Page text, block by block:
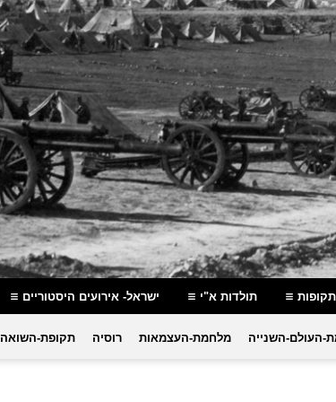
תקופות תולדות א"י ישראל- אירועים היסטוריים
העולם-השנייה מלחמת-העצמאות רוסיה תקופת-השואה